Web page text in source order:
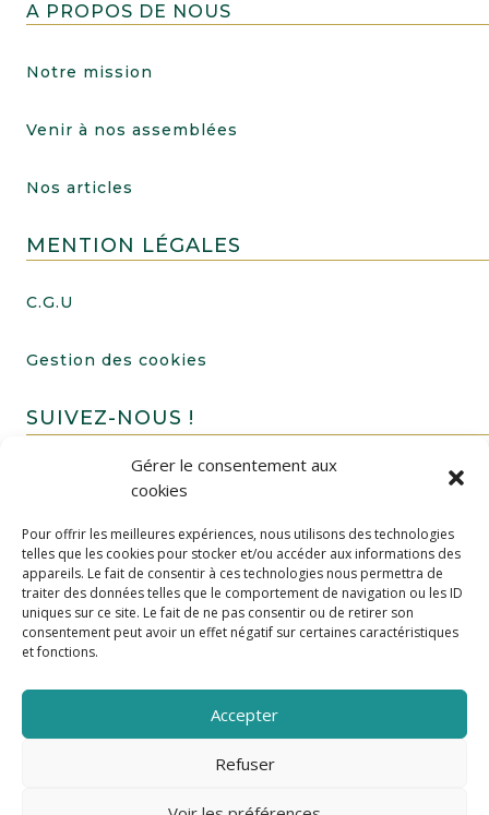
Gérer le consentement aux
cookies
Pour offrir les meilleures expériences, nous utilisons des technologies
telles que les cookies pour stocker et/ou accéder aux informations des
appareils. Le fait de consentir à ces technologies nous permettra de
traiter des données telles que le comportement de navigation ou les ID
uniques sur ce site. Le fait de ne pas consentir ou de retirer son
consentement peut avoir un effet négatif sur certaines caractéristiques
et fonctions.
Accepter
Refuser
A PROPOS DE NOUS
Notre mission
Venir à nos assemblées
Nos articles
MENTION LÉGALES
C.G.U
Gestion des cookies
SUIVEZ-NOUS !
FAIRE UN DON